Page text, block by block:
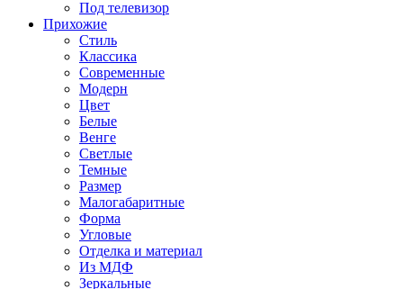
Под телевизор
Прихожие
Стиль
Классика
Современные
Модерн
Цвет
Белые
Венге
Светлые
Темные
Размер
Малогабаритные
Форма
Угловые
Отделка и материал
Из МДФ
Зеркальные